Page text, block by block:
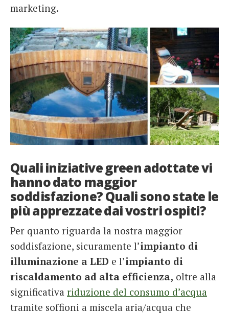
marketing.
Quali iniziative green adottate vi
hanno dato maggior
soddisfazione? Quali sono state le
più apprezzate dai vostri ospiti?
Per quanto riguarda la nostra maggior
soddisfazione, sicuramente l’impianto di
illuminazione a LED e l’impianto di
riscaldamento ad alta efficienza, oltre alla
significativa riduzione del consumo d’acqua
tramite soffioni a miscela aria/acqua che